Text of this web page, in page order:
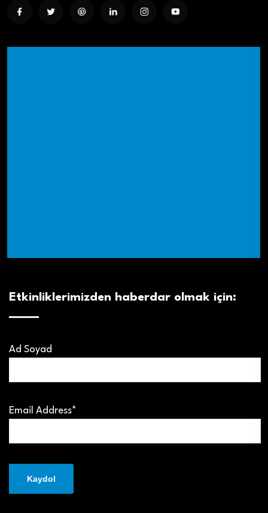
Etkinliklerimizden haberdar olmak için:
Ad Soyad
Email Address*